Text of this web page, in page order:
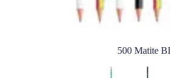
500 Matite